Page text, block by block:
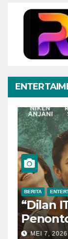
BERITA
“Dilan
MEI 7,